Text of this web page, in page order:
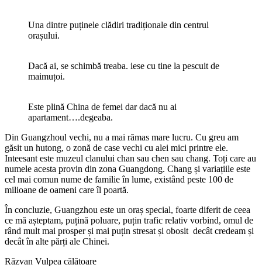
Una dintre puținele clădiri tradiționale din centrul
orașului.
Dacă ai, se schimbă treaba. iese cu tine la pescuit de
maimuțoi.
Este plină China de femei dar dacă nu ai
apartament….degeaba.
Din Guangzhoul vechi, nu a mai rămas mare lucru. Cu greu am
găsit un hutong, o zonă de case vechi cu alei mici printre ele.
Inteesant este muzeul clanului chan sau chen sau chang. Toți care au
numele acesta provin din zona Guangdong. Chang și variațiile este
cel mai comun nume de familie în lume, existând peste 100 de
milioane de oameni care îl poartă.
În concluzie, Guangzhou este un oraș special, foarte diferit de ceea
ce mă așteptam, puțină poluare, puțin trafic relativ vorbind, omul de
rând mult mai prosper și mai puțin stresat și obosit decât credeam și
decât în alte părți ale Chinei.
Răzvan Vulpea călătoare